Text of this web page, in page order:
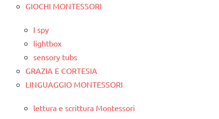
GIOCHI MONTESSORI
I spy
lightbox
sensory tubs
GRAZIA E CORTESIA
LINGUAGGIO MONTESSORI
lettura e scrittura Montessori